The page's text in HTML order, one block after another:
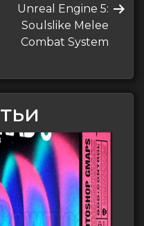
Следующая
запись
Unreal Engine 5:
Soulslike Melee
Combat System